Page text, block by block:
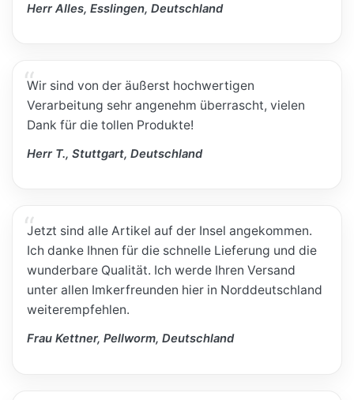
Herr Alles, Esslingen, Deutschland
Wir sind von der äußerst hochwertigen
Verarbeitung sehr angenehm überrascht, vielen
Dank für die tollen Produkte!
Herr T., Stuttgart, Deutschland
Jetzt sind alle Artikel auf der Insel angekommen.
Ich danke Ihnen für die schnelle Lieferung und die
wunderbare Qualität. Ich werde Ihren Versand
unter allen Imkerfreunden hier in Norddeutschland
weiterempfehlen.
Frau Kettner, Pellworm, Deutschland